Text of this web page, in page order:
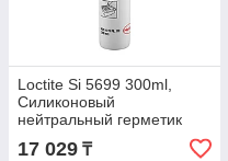
Loctite Si 5699 300ml,
Силиконовый
нейтральный герметик
17 029 ₸